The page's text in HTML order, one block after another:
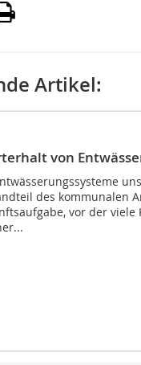
Artikel:
von
des kommunalen
vor der